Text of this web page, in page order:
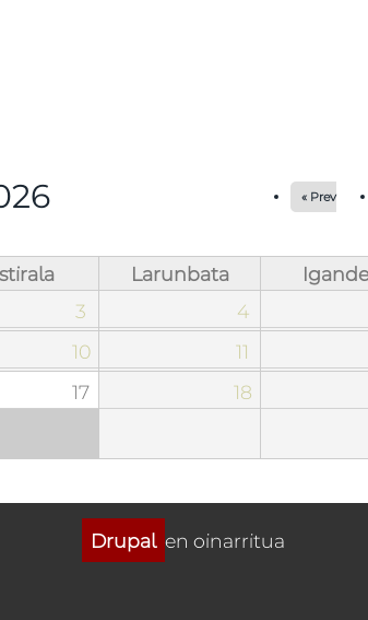
« Prev
Larunbata
3 4
10 11
17 18
Drupal en oinarritua